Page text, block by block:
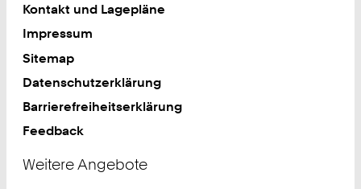
Kontakt und Lagepläne
Impressum
Sitemap
Datenschutzerklärung
Barrierefreiheitserklärung
Feedback
Weitere Angebote